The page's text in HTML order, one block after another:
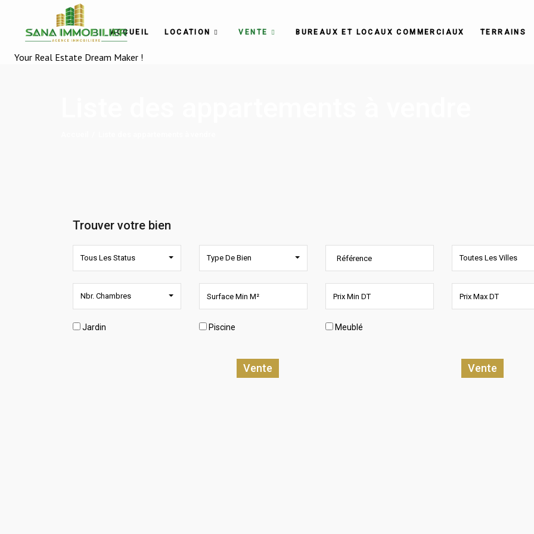
Your Real Estate Dream Maker !
ACCUEIL LOCATION VENTE BUREAUX ET LOCAUX COMMERCIAUX TERRAINS
Trouver votre bien
Tous Les Status Type De Bien Toutes Les Villes
Nbr. Chambres
Jardin Piscine Meublé
Vente Vente